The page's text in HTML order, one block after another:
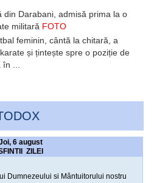
din Darabani, admisă prima la o
militară FOTO
feminin, cântă la chitară, a
și țintește spre o poziție de
...
6 august
ZILEI
Dumnezeului si Mântuitorului nostru